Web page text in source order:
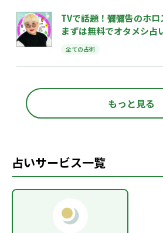
TVで話題！彌彌告のホ
まずは無料でオタメシ占
全ての占術
もっと見る
占いサービス一覧